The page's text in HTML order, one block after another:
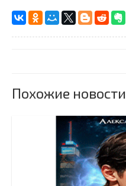
Похожие новости